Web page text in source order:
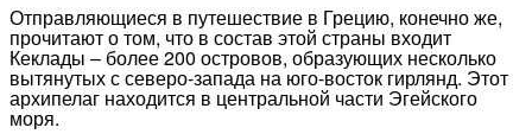
Отправляющиеся в путешествие в Грецию, конечно же,
прочитают о том, что в состав этой страны входит
Кеклады – более 200 островов, образующих несколько
вытянутых с северо-запада на юго-восток гирлянд. Этот
архипелаг находится в центральной части Эгейского
моря.